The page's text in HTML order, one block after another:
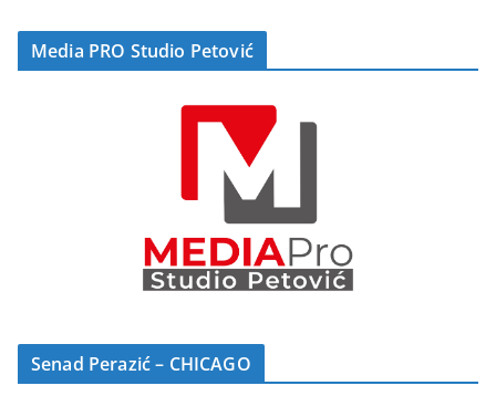
Media PRO Studio Petović
Senad Perazić – CHICAGO